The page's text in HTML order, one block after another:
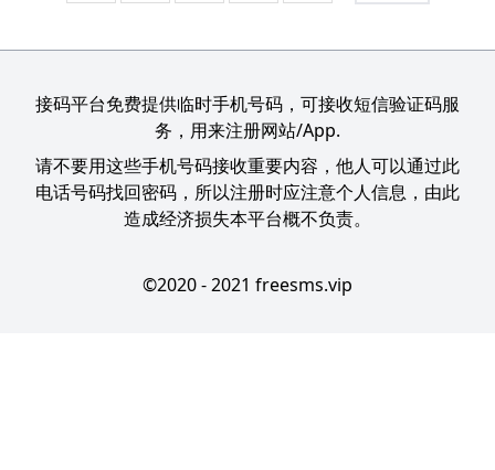
接码平台免费提供临时手机号码，可接收短信验证码服
务，用来注册网站/App.
请不要用这些手机号码接收重要内容，他人可以通过此
电话号码找回密码，所以注册时应注意个人信息，由此
造成经济损失本平台概不负责。
©2020 - 2021 freesms.vip